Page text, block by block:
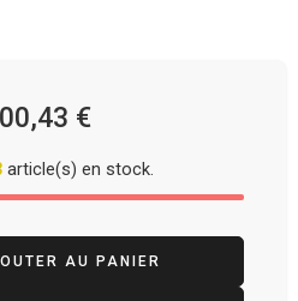
€
article(s) en stock.
AU PANIER